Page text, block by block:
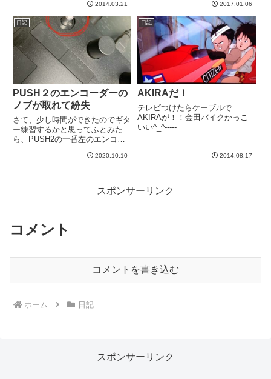
2014.03.21
が残念。さて、、、なん
と、、、・・・・・・・・・お年
玉もらった！！！！なにやら立派
な封筒に入っている。妻のおばあ
ちゃ...
2017.01.06
日記
PUSH２のエンコーダーの
ノブが取れて紛失
さて、少し時間ができたのでギタ
ー練習するかと思ってふとみた
ら、PUSH2の一番左のエンコー
ちょっと嫌な予感がしました。数
り、なんだこれ？全く覚えがな
2020.10.10
日記
AKIRAだ！
テレビつけたらケーブルで
AKIRAが！！金田バイクかっこ
いい^_^-----
2014.08.17
スポンサーリンク
コメント
コメントを書き込む
ホーム 日記
スポンサーリンク